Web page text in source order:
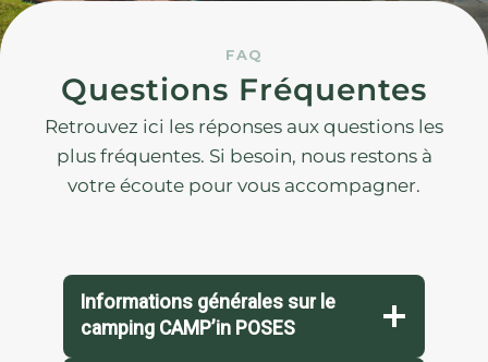
FAQ
Questions Fréquentes
Retrouvez ici les réponses aux questions les
plus fréquentes. Si besoin, nous restons à
votre écoute pour vous accompagner.
Informations générales sur le
camping CAMP’in POSES